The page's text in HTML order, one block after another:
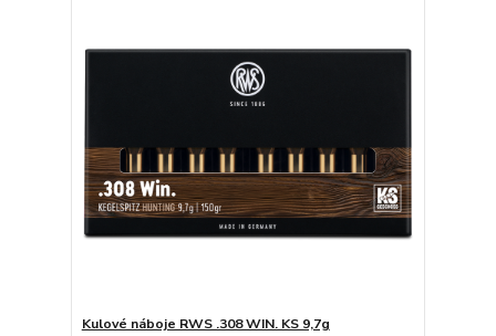
Kulové náboje RWS .308 WIN. KS 9,7g